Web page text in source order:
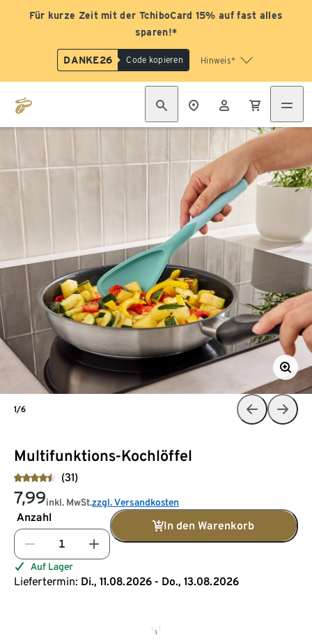
Für kurze Zeit mit der TchiboCard 15% auf fast alles
sparen!*
DANKE26 Code kopieren Hinweis*
Multifunktions-Kochlöffel
(31)
7,99inkl. MwSt.zzgl. Versandkosten
Anzahl
In den Warenkorb
Auf Lager
Liefertermin: Di., 11.08.2026 - Do., 13.08.2026
1/6